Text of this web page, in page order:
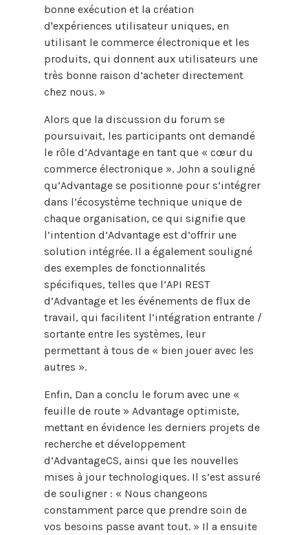
bonne exécution et la création
d'expériences utilisateur uniques, en
utilisant le commerce électronique et les
produits, qui donnent aux utilisateurs une
très bonne raison d’acheter directement
chez nous. »
Alors que la discussion du forum se
poursuivait, les participants ont demandé
le rôle d’Advantage en tant que « cœur du
commerce électronique ». John a souligné
qu’Advantage se positionne pour s’intégrer
dans l’écosystème technique unique de
chaque organisation, ce qui signifie que
l’intention d’Advantage est d’offrir une
solution intégrée. Il a également souligné
des exemples de fonctionnalités
spécifiques, telles que l’API REST
d’Advantage et les événements de flux de
travail, qui facilitent l’intégration entrante /
sortante entre les systèmes, leur
permettant à tous de « bien jouer avec les
autres ».
Enfin, Dan a conclu le forum avec une «
feuille de route » Advantage optimiste,
mettant en évidence les derniers projets de
recherche et développement
d’AdvantageCS, ainsi que les nouvelles
mises à jour technologiques. Il s’est assuré
de souligner : « Nous changeons
constamment parce que prendre soin de
vos besoins passe avant tout. » Il a ensuite